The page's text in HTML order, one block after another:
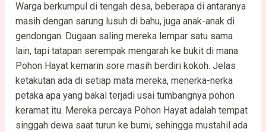
Warga berkumpul di tengah desa, beberapa di antaranya
masih dengan sarung lusuh di bahu, juga anak-anak di
gendongan. Dugaan saling mereka lempar satu sama
lain, tapi tatapan serempak mengarah ke bukit di mana
Pohon Hayat kemarin sore masih berdiri kokoh. Jelas
ketakutan ada di setiap mata mereka, menerka-nerka
petaka apa yang bakal terjadi usai tumbangnya pohon
keramat itu. Mereka percaya Pohon Hayat adalah tempat
singgah dewa saat turun ke bumi, sehingga mustahil ada